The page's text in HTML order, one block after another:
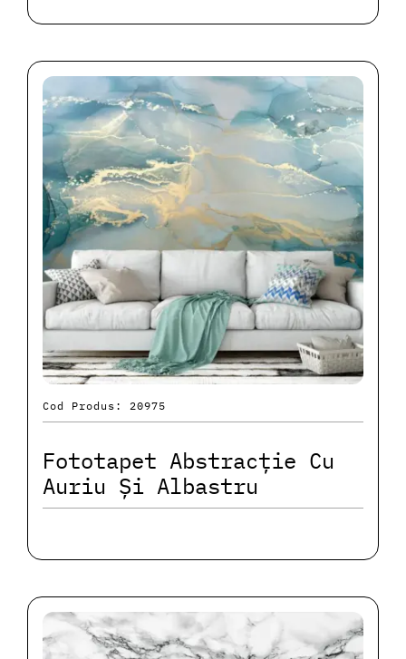
Cod Produs: 20975
Fototapet Abstracție Cu
Auriu Și Albastru